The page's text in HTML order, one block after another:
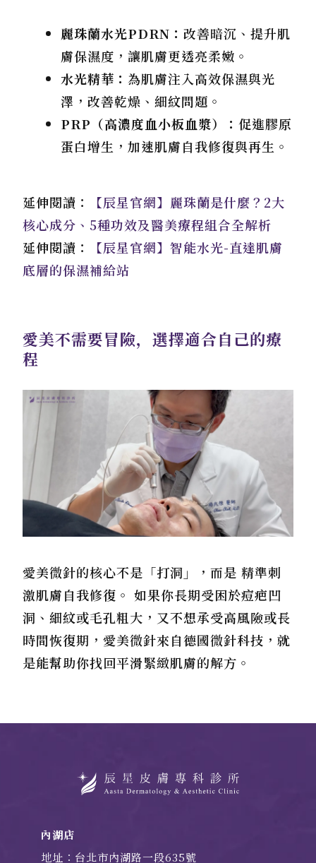
麗珠蘭水光PDRN：改善暗沉、提升肌
膚保濕度，讓肌膚更透亮柔嫩。
水光精華：為肌膚注入高效保濕與光
澤，改善乾燥、細紋問題。
PRP（高濃度血小板血漿）：促進膠原
蛋白增生，加速肌膚自我修復與再生。
延伸閱讀：
【辰星官網】麗珠蘭是什麼？2大
核心成分、5種功效及醫美療程組合全解析
延伸閱讀：
【辰星官網】智能水光-直達肌膚
底層的保濕補給站
愛美不需要冒險，選擇適合自己的療
程
愛美微針的核心不是「打洞」，而是 精準刺
激肌膚自我修復。 如果你長期受困於痘疤凹
洞、細紋或毛孔粗大，又不想承受高風險或長
時間恢復期，愛美微針來自德國微針科技，就
是能幫助你找回平滑緊緻肌膚的解方。
內湖店
地址：台北市內湖路一段635號